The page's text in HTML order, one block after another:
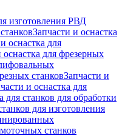
изготовления РВД
Запчасти и оснастка
оснастка для
оснастка для фрезерных
станковЗапчасти и
и оснастка для
для станков для обработки
для изготовления
станков